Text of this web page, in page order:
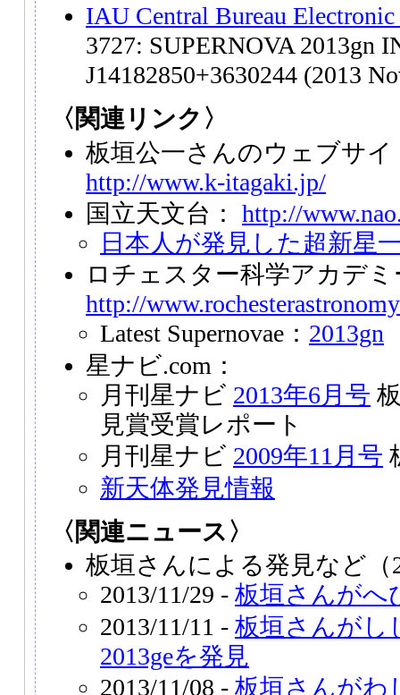
IAU Central Bureau Electronic
3727: SUPERNOVA 2013gn
J14182850+3630244 (2013
〈関連リンク〉
板垣公一さんのウェブサイ
http://www.k-itagaki.jp/
国立天文台： http://
日本人が発見した超新星
ロチェスター科学アカデミ
http://
Latest Supernovae： 2013gn
星ナビ.com：
月刊星ナビ 2013年6月号
見賞受賞レポート
月刊星ナビ 2009年11月号
新天体発見情報
〈関連ニュース〉
板垣さんによる発見など（
2013/11/29 - 板垣さんがへ
2013/11/11 - 板垣さんがし
2013geを発見
2013/11/08 - 板垣さんがわ